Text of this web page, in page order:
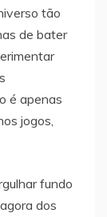
tão
de bater
é apenas
jogos,
fundo
dos